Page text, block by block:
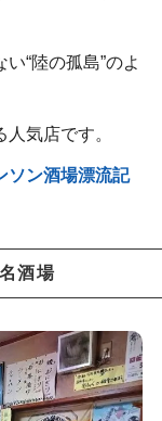
“陸の孤島”のよ
気店です。
ソン酒場漂流記
酒場